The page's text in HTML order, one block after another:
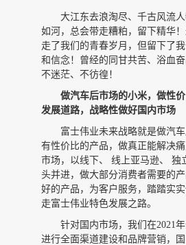
大江东去浪淘尽、千古风流
如河，总会带走糟粕，留下精华
走了我们的青春岁月，但留下了
和信念！曾经的同甘共苦、浴血
不迷茫、不彷徨！
做汽车后市场的小米，做性
发展道路，战略性做好国内市场
富士伟业未来战略就是做汽
有性价比的产品，做真正能解决
市场，以线下、
线上亚马逊、
独
头并进，做大部分消费者需要的
好的产品，为客户服务，踏踏实实
走富士伟业特色发展之路。
针对国内市场，我们在2021
进行全面渠道建设和品牌营销，